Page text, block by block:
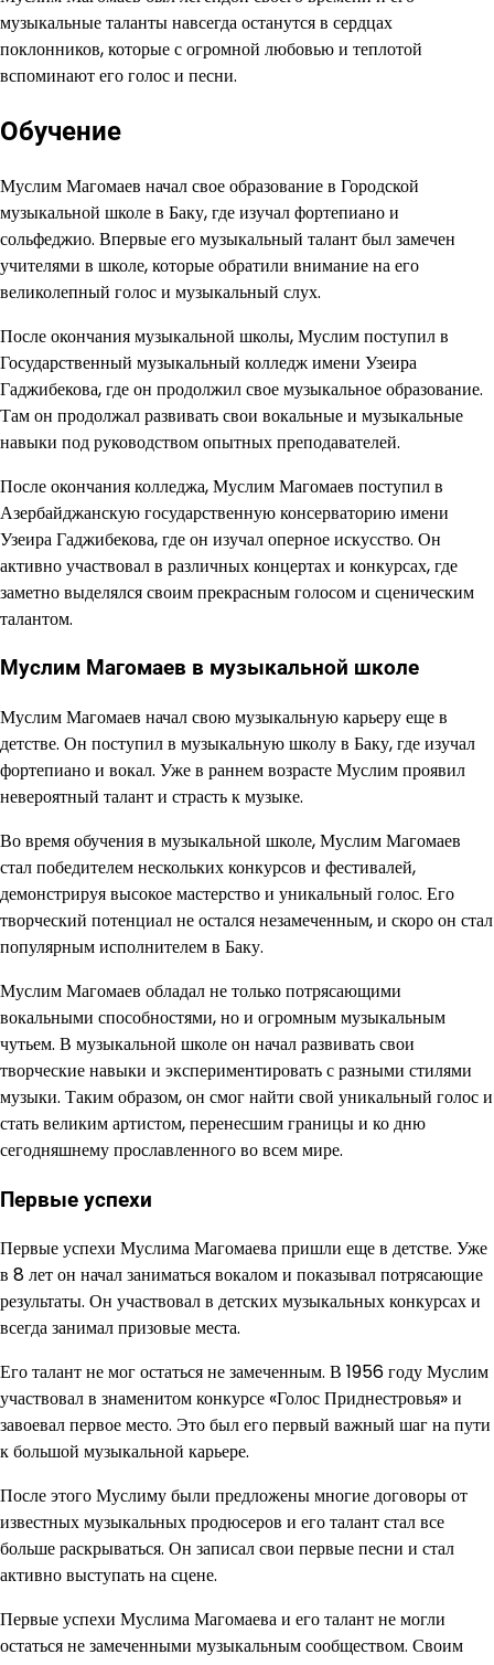
музыкальные таланты навсегда останутся в сердцах
поклонников, которые с огромной любовью и теплотой
вспоминают его голос и песни.
Обучение
Муслим Магомаев начал свое образование в Городской
музыкальной школе в Баку, где изучал фортепиано и
сольфеджио. Впервые его музыкальный талант был замечен
учителями в школе, которые обратили внимание на его
великолепный голос и музыкальный слух.
После окончания музыкальной школы, Муслим поступил в
Государственный музыкальный колледж имени Узеира
Гаджибекова, где он продолжил свое музыкальное образование.
Там он продолжал развивать свои вокальные и музыкальные
навыки под руководством опытных преподавателей.
После окончания колледжа, Муслим Магомаев поступил в
Азербайджанскую государственную консерваторию имени
Узеира Гаджибекова, где он изучал оперное искусство. Он
активно участвовал в различных концертах и конкурсах, где
заметно выделялся своим прекрасным голосом и сценическим
талантом.
Муслим Магомаев в музыкальной школе
Муслим Магомаев начал свою музыкальную карьеру еще в
детстве. Он поступил в музыкальную школу в Баку, где изучал
фортепиано и вокал. Уже в раннем возрасте Муслим проявил
невероятный талант и страсть к музыке.
Во время обучения в музыкальной школе, Муслим Магомаев
стал победителем нескольких конкурсов и фестивалей,
демонстрируя высокое мастерство и уникальный голос. Его
творческий потенциал не остался незамеченным, и скоро он стал
популярным исполнителем в Баку.
Муслим Магомаев обладал не только потрясающими
вокальными способностями, но и огромным музыкальным
чутьем. В музыкальной школе он начал развивать свои
творческие навыки и экспериментировать с разными стилями
музыки. Таким образом, он смог найти свой уникальный голос и
стать великим артистом, перенесшим границы и ко дню
сегодняшнему прославленного во всем мире.
Первые успехи
Первые успехи Муслима Магомаева пришли еще в детстве. Уже
в 8 лет он начал заниматься вокалом и показывал потрясающие
результаты. Он участвовал в детских музыкальных конкурсах и
всегда занимал призовые места.
Его талант не мог остаться не замеченным. В 1956 году Муслим
участвовал в знаменитом конкурсе «Голос Приднестровья» и
завоевал первое место. Это был его первый важный шаг на пути
к большой музыкальной карьере.
После этого Муслиму были предложены многие договоры от
известных музыкальных продюсеров и его талант стал все
больше раскрываться. Он записал свои первые песни и стал
активно выступать на сцене.
Первые успехи Муслима Магомаева и его талант не могли
остаться не замеченными музыкальным сообществом. Своим